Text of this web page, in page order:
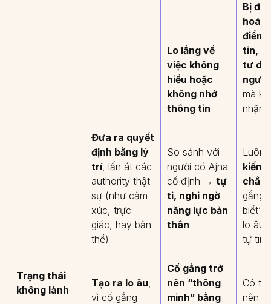
Trạng thái
không lành
Đưa ra quyết
định bằng lý
trí, lấn át các
authority thật
sự (như cảm
xúc, trực
giác, hay bản
thể)
Tạo ra lo âu,
vì cố gắng
Lo lắng về
việc không
hiểu hoặc
không nhớ
thông tin
So sánh với
người có Ajna
cố định → tự
ti, nghi ngờ
năng lực bản
thân
Cố gắng trở
nên “thông
minh” bằng
Bị
hoá
điểm,
tin,
tư
mà
nhận
Luôn
kiếm
chắn
gắng
biết”,
lo âu
tự tin
Có
nên